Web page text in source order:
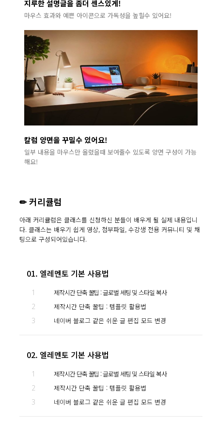
지루한 설명글을 좀더 센스있게!
마우스 효과와 예쁜 아이콘으로 가독성을 높힐수 있어요!
칼럼 양면을 꾸밀수 있어요!
일부 내용을 마우스만 올렸을때 보여줄수 있도록 양면 구성이 가능
해요!
✏ 커리큘럼
아래 커리큘럼은 클래스를 신청하신 분들이 배우게 될 실제 내용입니
다. 클래스는 배우기 쉽게 영상, 첨부파일, 수강생 전용 커뮤니티 및 채
팅으로 구성되어있습니다.
01. 엘레멘토 기본 사용법
1
제작시간 단축 꿀팁 : 글로벌 세팅 및 스타일 복사
2
제작시간 단축 꿀팁 : 템플릿 활용법
3
네이버 블로그 같은 쉬운 글 편집 모드 변경
02. 엘레멘토 기본 사용법
1
제작시간 단축 꿀팁 : 글로벌 세팅 및 스타일 복사
2
제작시간 단축 꿀팁 : 템플릿 활용법
3
네이버 블로그 같은 쉬운 글 편집 모드 변경